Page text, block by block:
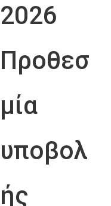
2026
Προθεσ
μία
υποβολ
ής